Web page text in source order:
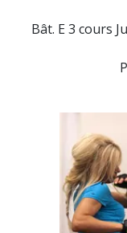
Bât. E 3 cours